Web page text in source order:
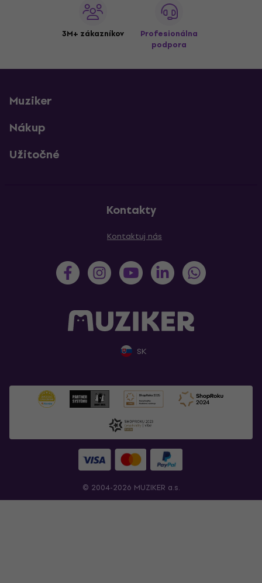
3M+ zákazníkov
Profesionálna
podpora
Muziker
Nákup
Užitočné
Kontakty
Kontaktuj nás
SK
© 2004-2026 MUZIKER a.s.